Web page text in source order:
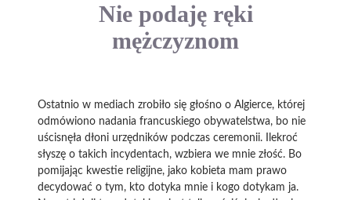
Nie podaję ręki
mężczyznom
Ostatnio w mediach zrobiło się głośno o Algierce, której
odmówiono nadania francuskiego obywatelstwa, bo nie
uścisnęła dłoni urzędników podczas ceremonii. Ilekroć
słyszę o takich incydentach, wzbiera we mnie złość. Bo
pomijając kwestie religijne, jako kobieta mam prawo
decydować o tym, kto dotyka mnie i kogo dotykam ja.